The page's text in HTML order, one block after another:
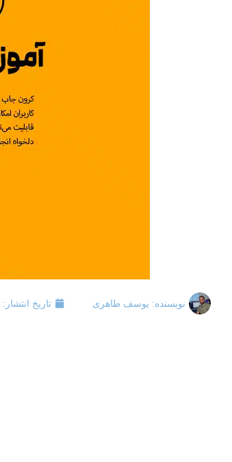
نویسنده: یوسف طاهری تاریخ انتشار: